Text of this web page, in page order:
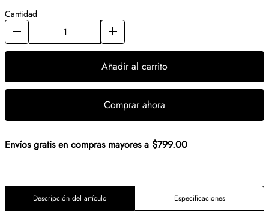
Cantidad
Añadir al carrito
Comprar ahora
Envíos gratis en compras mayores a $799.00
Descripción del artículo Especificaciones